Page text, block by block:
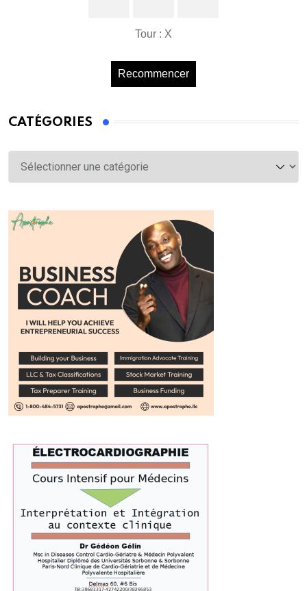
Tour : X
Recommencer
CATÉGORIES